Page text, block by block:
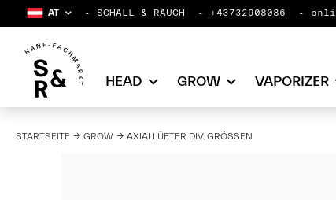
AT SCHALL & RAUCH +43732908086
HEAD GROW VAPORIZER
STARTSEITE GROW AXIALLÜFTER DIV. GRÖSSEN